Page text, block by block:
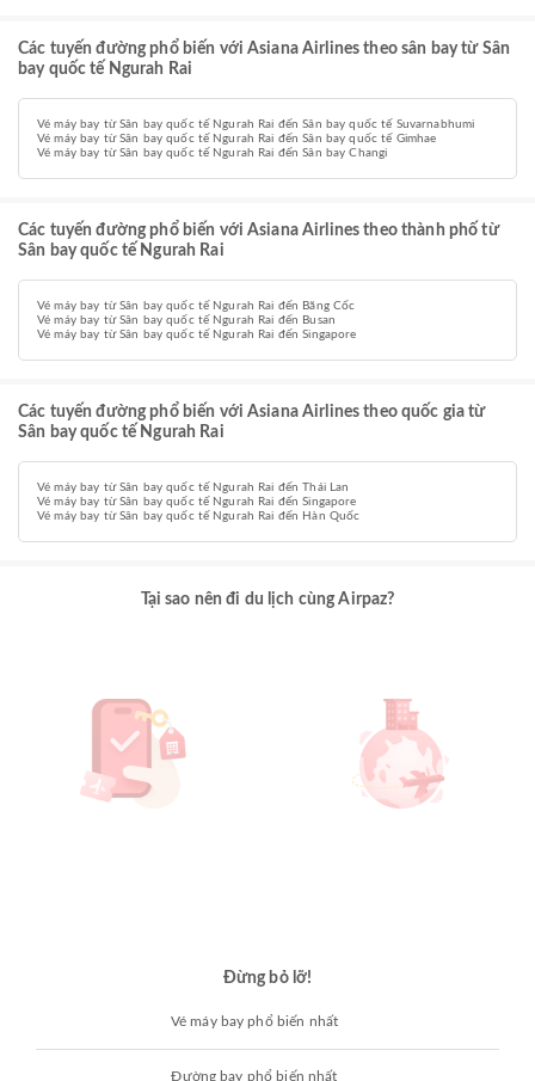
Các tuyến đường phổ biến với Asiana Airlines theo sân bay từ Sân
bay quốc tế Ngurah Rai
Vé máy bay từ Sân bay quốc tế Ngurah Rai đến Sân bay quốc tế Suvarnabhumi
Vé máy bay từ Sân bay quốc tế Ngurah Rai đến Sân bay quốc tế Gimhae
Vé máy bay từ Sân bay quốc tế Ngurah Rai đến Sân bay Changi
Các tuyến đường phổ biến với Asiana Airlines theo thành phố từ
Sân bay quốc tế Ngurah Rai
Vé máy bay từ Sân bay quốc tế Ngurah Rai đến Băng Cốc
Vé máy bay từ Sân bay quốc tế Ngurah Rai đến Busan
Vé máy bay từ Sân bay quốc tế Ngurah Rai đến Singapore
Các tuyến đường phổ biến với Asiana Airlines theo quốc gia từ
Sân bay quốc tế Ngurah Rai
Vé máy bay từ Sân bay quốc tế Ngurah Rai đến Thái Lan
Vé máy bay từ Sân bay quốc tế Ngurah Rai đến Singapore
Vé máy bay từ Sân bay quốc tế Ngurah Rai đến Hàn Quốc
Tại sao nên đi du lịch cùng Airpaz?
Đừng bỏ lỡ!
Vé máy bay phổ biến nhất
Đường bay phổ biến nhất